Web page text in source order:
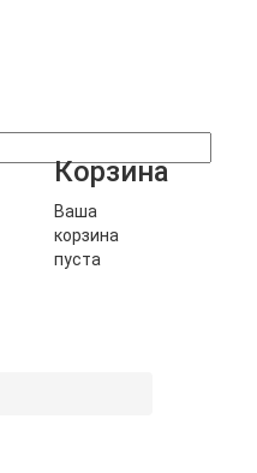
Корзина
Ваша
корзина
пуста